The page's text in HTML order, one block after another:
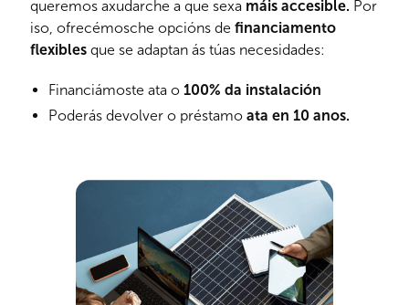
queremos axudarche a que sexa máis accesible. Por
iso, ofrecémosche opcións de financiamento
flexibles que se adaptan ás túas necesidades:
Financiámoste ata o 100% da instalación
Poderás devolver o préstamo ata en 10 anos.